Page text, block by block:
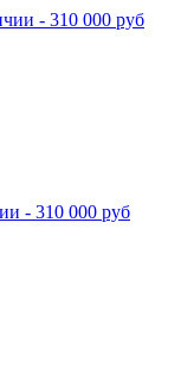
- 310 000 руб
- 310 000 руб